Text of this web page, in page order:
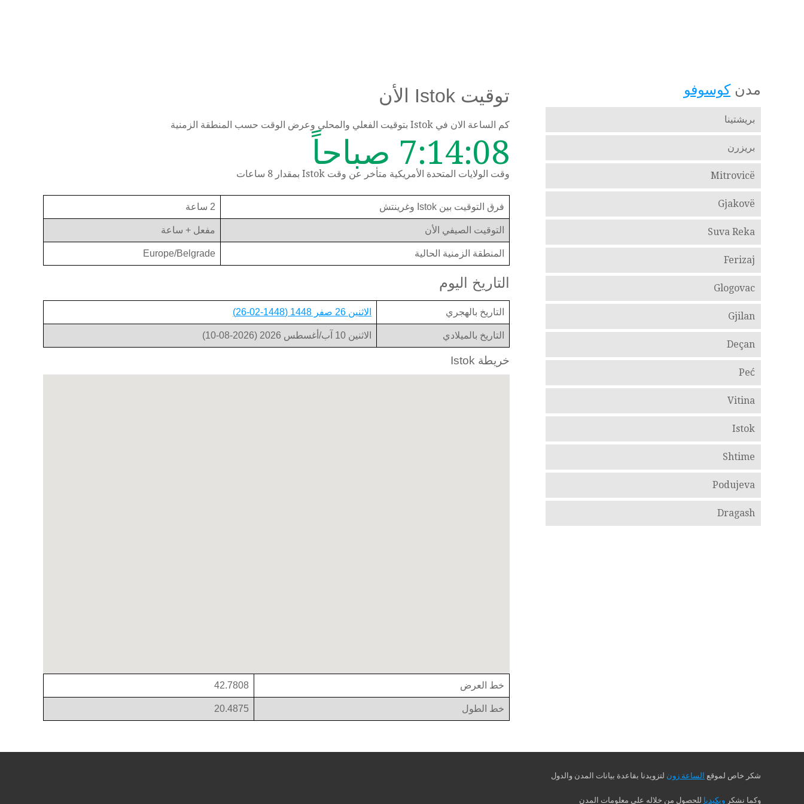
توقيت Istok الأن
كم الساعة الان في Istok بتوقيت الفعلي والمحلي وعرض الوقت حسب المنطقة الزمنية
7:14:09 صباحاً
وقت الولايات المتحدة الأمريكية متأخر عن وقت Istok بمقدار 8 ساعات
فرق التوقيت بين Istok وغرينتش 2 ساعة
التوقيت الصيفي الأن مفعل + ساعة
المنطقة الزمنية الحالية Europe/Belgrade
التاريخ اليوم
التاريخ بالهجري الاثنين 26 صفر 1448 (1448-02-26)
التاريخ بالميلادي الاثنين 10 آب/أغسطس 2026 (2026-08-10)
خريطة Istok
خط العرض 42.7808
خط الطول 20.4875
مدنكوسوفو
بريشتينا
بريزرن
Mitrovicë
Gjakovë
Suva Reka
Ferizaj
Glogovac
Gjilan
Deçan
Peć
Vitina
Istok
Shtime
Podujeva
Dragash
شكر خاص لموقع الساعة زون لتزويدنا بقاعدة بيانات المدن والدول
وكما نشكر ويكيديا للحصول من خلاله على معلومات المدن